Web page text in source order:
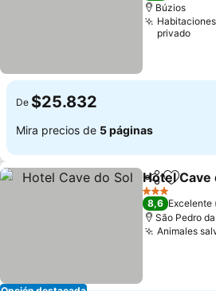
Búzios
privado
De $25.832
Mira precios de 5 páginas
Compartir
Hotel Cave
3 Estrellas
8,6 Excelente
São Pedro
Animales